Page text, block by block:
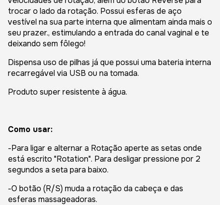
trocar o lado da rotação. Possui esferas de aço
vestível na sua parte interna que alimentam ainda mais o
seu prazer., estimulando a entrada do canal vaginal e te
deixando sem fôlego!
Dispensa uso de pilhas já que possui uma bateria interna
recarregável via USB ou na tomada.
Produto super resistente à água.
Como usar:
-Para ligar e alternar a Rotação aperte as setas onde
está escrito "Rotation". Para desligar pressione por 2
segundos a seta para baixo.
-O botão (R/S) muda a rotação da cabeça e das
esferas massageadoras.